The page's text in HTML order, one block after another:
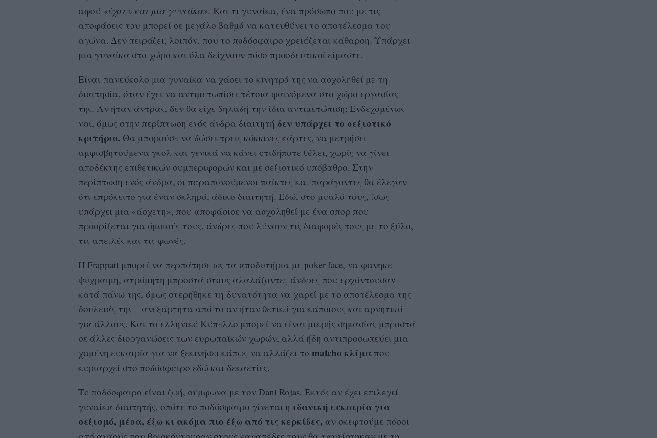
αφού «έχουν και μια γυναίκα». Και τι γυναίκα, ένα πρόσωπο που με τις
αποφάσεις του μπορεί σε μεγάλο βαθμό να κατευθύνει το αποτέλεσμα του
αγώνα. Δεν πειράζει, λοιπόν, που το ποδόσφαιρο χρειάζεται κάθαρση. Υπάρχει
μια γυναίκα στο χώρο και όλα δείχνουν πόσο προοδευτικοί είμαστε.
Είναι πανεύκολο μια γυναίκα να χάσει το κίνητρό της να ασχοληθεί με τη
διαιτησία, όταν έχει να αντιμετωπίσει τέτοια φαινόμενα στο χώρο εργασίας
της. Αν ήταν άντρας, δεν θα είχε δηλαδή την ίδια αντιμετώπιση; Ενδεχομένως
ναι, όμως στην περίπτωση ενός άνδρα διαιτητή δεν υπάρχει το σεξιστικό
κριτήριο. Θα μπορούσε να δώσει τρεις κόκκινες κάρτες, να μετρήσει
αμφισβητούμενα γκολ και γενικά να κάνει οτιδήποτε θέλει, χωρίς να γίνει
αποδέκτης επιθετικών συμπεριφορών και με σεξιστικό υπόβαθρο. Στην
περίπτωση ενός άνδρα, οι παραπονούμενοι παίκτες και παράγοντες θα έλεγαν
ότι επρόκειτο για έναν σκληρό, άδικο διαιτητή. Εδώ, στο μυαλό τους, ίσως
υπάρχει μια «άσχετη», που αποφάσισε να ασχοληθεί με ένα σπορ που
προορίζεται για όμοιούς τους, άνδρες που λύνουν τις διαφορές τους με το ξύλο,
τις απειλές και τις φωνές.
Η Frappart μπορεί να περπάτησε ως τα αποδυτήρια με poker face, να φάνηκε
ψύχραιμη, ατρόμητη μπροστά στους αλαλάζοντες άνδρες που ερχόντουσαν
κατά πάνω της, όμως στερήθηκε τη δυνατότητα να χαρεί με το αποτέλεσμα της
δουλειάς της – ανεξάρτητα από το αν ήταν θετικό για κάποιους και αρνητικό
για άλλους. Και το ελληνικό Κύπελλο μπορεί να είναι μικρής σημασίας μπροστά
σε άλλες διοργανώσεις των ευρωπαϊκών χωρών, αλλά ήδη αντιπροσωπεύει μια
χαμένη ευκαιρία για να ξεκινήσει κάπως να αλλάζει το matcho κλίμαπου
κυριαρχεί στο ποδόσφαιρο εδώ και δεκαετίες.
Το ποδόσφαιρο είναι ζωή, σύμφωνα με τον Dani Rojas. Εκτός αν έχει επιλεγεί
γυναίκα διαιτητής, οπότε το ποδόσφαιρο γίνεται η ιδανική ευκαιρία για
σεξισμό, μέσα, έξω κι ακόμα πιο έξω από τις κερκίδες, αν σκεφτούμε πόσοι